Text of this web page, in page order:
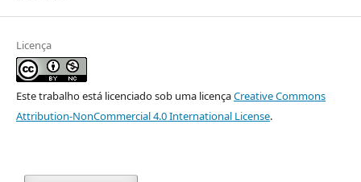
Licença
Este trabalho está licenciado sob uma licençaCreative Commons
Attribution-NonCommercial 4.0 International License.